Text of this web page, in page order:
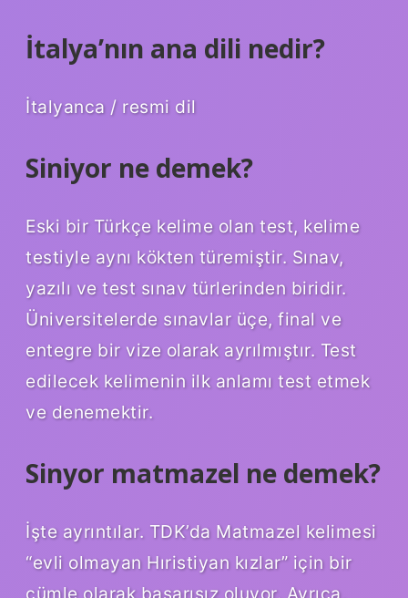
İtalya’nın ana dili nedir?
İtalyanca / resmi dil
Siniyor ne demek?
Eski bir Türkçe kelime olan test, kelime
testiyle aynı kökten türemiştir. Sınav,
yazılı ve test sınav türlerinden biridir.
Üniversitelerde sınavlar üçe, final ve
entegre bir vize olarak ayrılmıştır. Test
edilecek kelimenin ilk anlamı test etmek
ve denemektir.
Sinyor matmazel ne demek?
İşte ayrıntılar. TDK’da Matmazel kelimesi
“evli olmayan Hıristiyan kızlar” için bir
cümle olarak başarısız oluyor. Ayrıca,